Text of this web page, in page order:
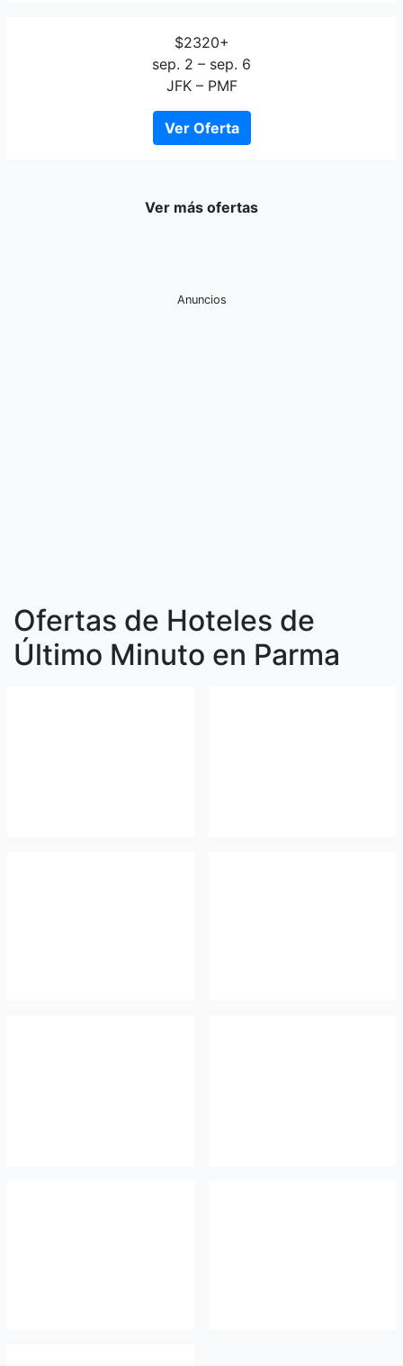
$2320+
sep. 2 – sep. 6
JFK – PMF
Ver Oferta
Ver más ofertas
Anuncios
Ofertas de Hoteles de
Último Minuto en Parma